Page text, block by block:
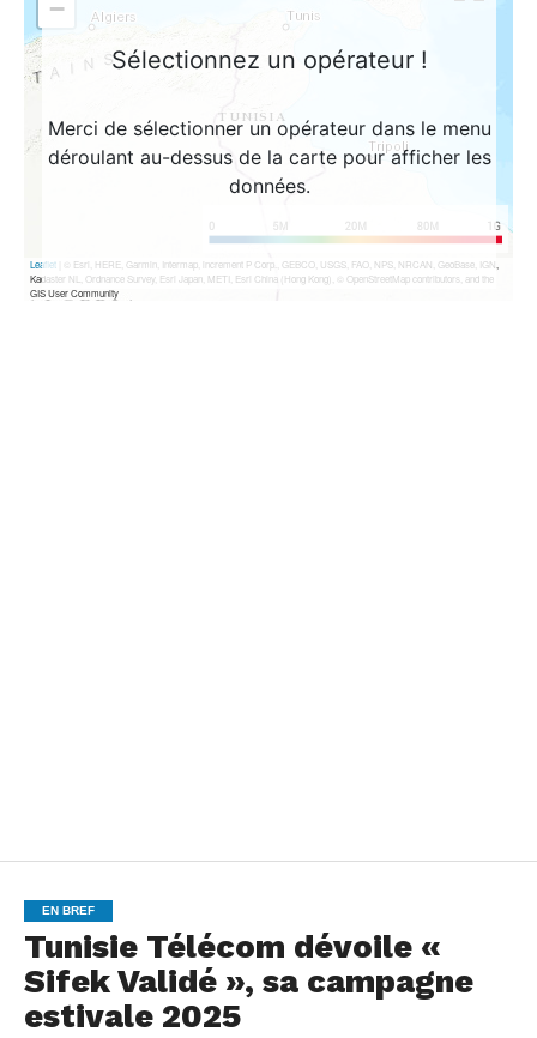
EN BREF
Tunisie Télécom dévoile «
Sifek Validé », sa campagne
estivale 2025